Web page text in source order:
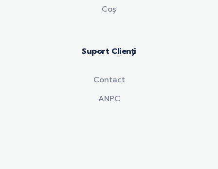
Coș
Suport Clienți
Contact
ANPC